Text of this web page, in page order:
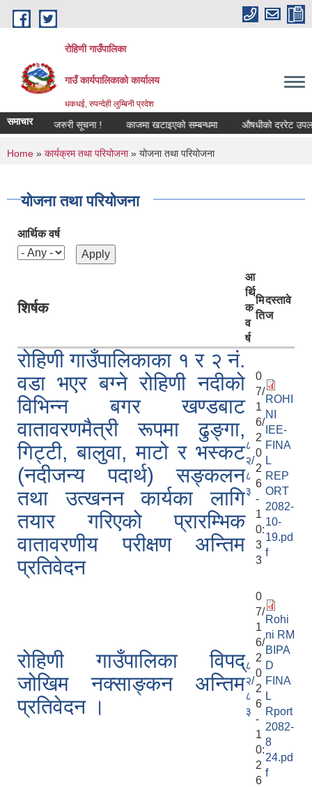
Skip to main content
रोहिणी गाउँपालिका
गाउँ कार्यपालिकाको कार्यालय
धकधई, रुपन्देही लुम्बिनी प्रदेश
समाचार
अत्यन्त जरुरी सूचना ! काजमा खटाइएको सम्बन्धमा औषधीको दररेट उपलब्ध
You are here
Home » कार्यक्रम तथा परियोजना» योजना तथा परियोजना
योजना तथा परियोजना
आर्थिक वर्ष
शिर्षक
आ
र्थि
क
व
र्ष
मि
ति
दस्तावे
ज
रोहिणी गाउँपालिकाका १ र २ नं.
वडा भएर बग्ने रोहिणी नदीको
विभिन्न बगर खण्डबाट
वातावरणमैत्री रूपमा ढुङ्गा,
गिट्टी, बालुवा, माटो र भस्कट
(नदीजन्य पदार्थ) सङ्कलन
तथा उत्खनन कार्यका लागि
तयार गरिएको प्रारम्भिक
वातावरणीय परीक्षण अन्तिम
प्रतिवेदन
८
२/
८
३
0
7/
1
6/
2
0
2
6
-
1
0:
3
3
ROHI
NI
IEE-
FINA
L
REP
ORT
2082-
10-
19.pd
f
रोहिणी गाउँपालिका विपद्
जोखिम नक्साङ्कन अन्तिम
प्रतिवेदन ।
८
२/
८
३
0
7/
1
6/
2
0
2
6
-
1
0:
2
6
Rohi
ni RM
BIPA
D
FINA
L
Rport
2082-
8
24.pd
f